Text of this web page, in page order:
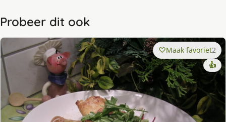
Probeer dit ook
Maak favoriet2
👍